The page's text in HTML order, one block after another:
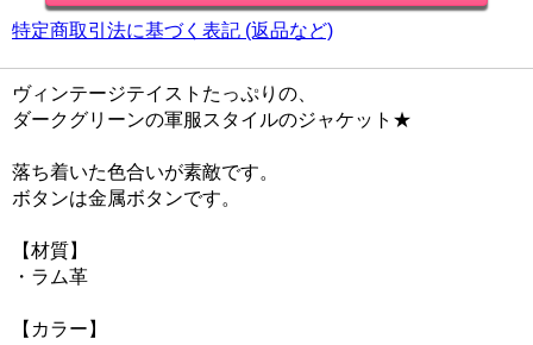
特定商取引法に基づく表記 (返品など)
ヴィンテージテイストたっぷりの、
ダークグリーンの軍服スタイルのジャケット★
落ち着いた色合いが素敵です。
ボタンは金属ボタンです。
【材質】
・ラム革
【カラー】